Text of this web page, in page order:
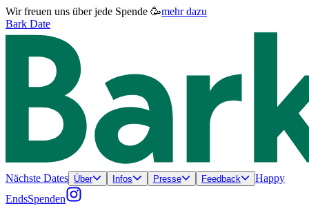
Wir freuen uns über jede Spende 🥳mehr dazu
Bark Date
Nächste Dates Über Infos Presse Feedback
Happy
EndsSpenden